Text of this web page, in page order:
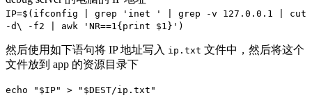
IP=$(ifconfig | grep 'inet ' | grep -v 127.0.0.1 | cut
-d\ -f2 | awk 'NR==1{print $1}')
然后使用如下语句将 IP 地址写入 ip.txt 文件中，然后将这个
文件放到 app 的资源目录下
echo "$IP" > "$DEST/ip.txt"